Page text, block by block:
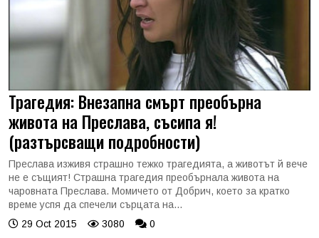
Трагедия: Внезапна смърт преобърна
живота на Преслава, съсипа я!
(разтърсващи подробности)
Преслава изживя страшно тежко трагедията, а животът й вече
не е същият! Страшна трагедия преобърнала живота на
чаровната Преслава. Момичето от Добрич, което за кратко
време успя да спечели сърцата на...
29 Oct 2015
3080 0